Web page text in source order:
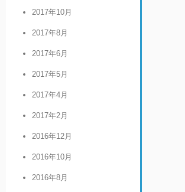
2017年10月
2017年8月
2017年6月
2017年5月
2017年4月
2017年2月
2016年12月
2016年10月
2016年8月